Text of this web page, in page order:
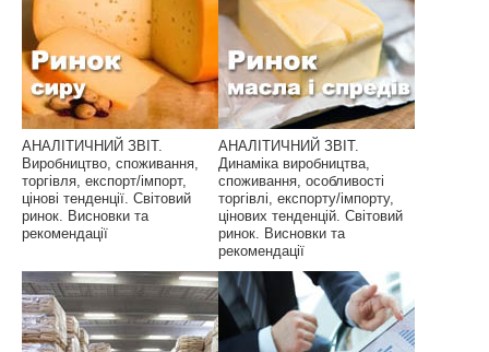
АНАЛІТИЧНИЙ ЗВІТ.
Виробництво, споживання,
торгівля, експорт/імпорт,
цінові тенденції. Світовий
ринок. Висновки та
рекомендації
АНАЛІТИЧНИЙ ЗВІТ.
Динаміка виробництва,
споживання, особливості
торгівлі, експорту/імпорту,
цінових тенденцій. Світовий
ринок. Висновки та
рекомендації